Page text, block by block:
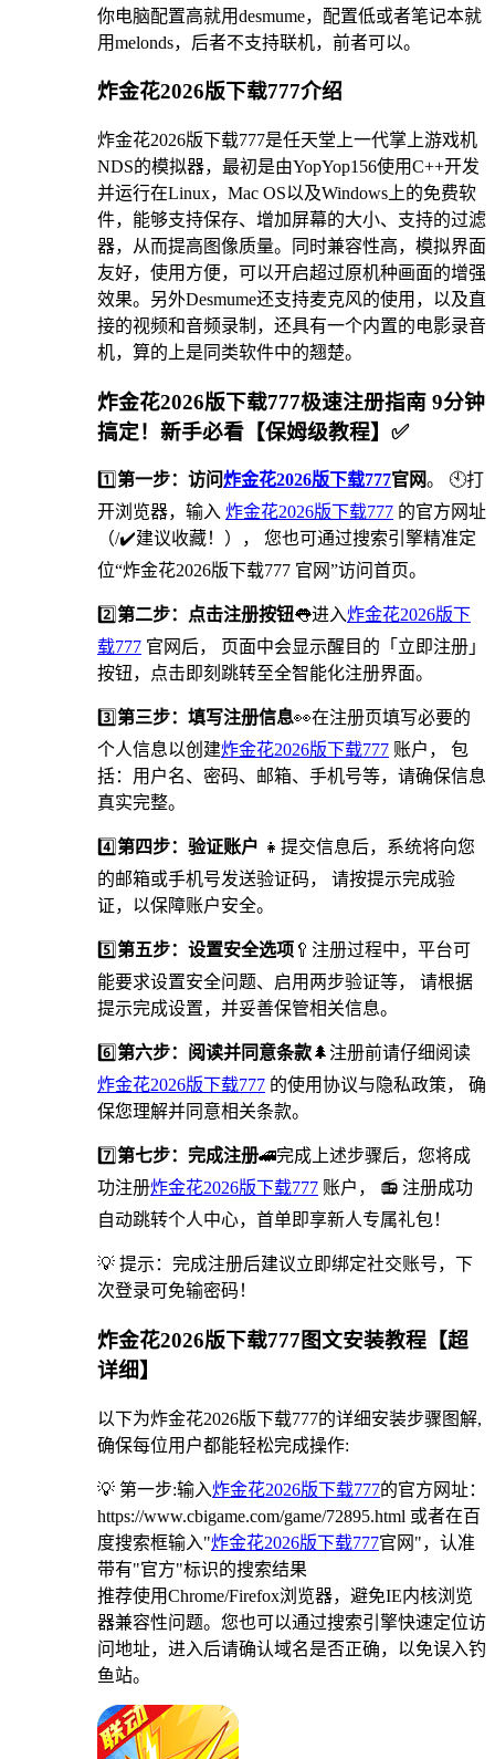
你电脑配置高就用desmume，配置低或者笔记本就
用melonds，后者不支持联机，前者可以。
炸金花2026版下载777介绍
炸金花2026版下载777是任天堂上一代掌上游戏机
NDS的模拟器，最初是由YopYop156使用C++开发
并运行在Linux，Mac OS以及Windows上的免费软
件，能够支持保存、增加屏幕的大小、支持的过滤
器，从而提高图像质量。同时兼容性高，模拟界面
友好，使用方便，可以开启超过原机种画面的增强
效果。另外Desmume还支持麦克风的使用，以及直
接的视频和音频录制，还具有一个内置的电影录音
机，算的上是同类软件中的翘楚。
炸金花2026版下载777极速注册指南 9分钟
搞定！新手必看【保姆级教程】✅
1️⃣第一步：访问炸金花2026版下载777官网。 🕙打
开浏览器，输入 炸金花2026版下载777 的官方网址
（/✔️建议收藏！）， 您也可通过搜索引擎精准定
位“炸金花2026版下载777 官网”访问首页。
2️⃣第二步：点击注册按钮👅进入炸金花2026版下
载777 官网后， 页面中会显示醒目的「立即注册」
按钮，点击即刻跳转至全智能化注册界面。
3️⃣第三步：填写注册信息👀在注册页填写必要的
个人信息以创建炸金花2026版下载777 账户， 包
括：用户名、密码、邮箱、手机号等，请确保信息
真实完整。
4️⃣第四步：验证账户 👧提交信息后，系统将向您
的邮箱或手机号发送验证码， 请按提示完成验
证，以保障账户安全。
5️⃣第五步：设置安全选项 🥄️注册过程中，平台可
能要求设置安全问题、启用两步验证等， 请根据
提示完成设置，并妥善保管相关信息。
6️⃣第六步：阅读并同意条款🌲注册前请仔细阅读
炸金花2026版下载777 的使用协议与隐私政策， 确
保您理解并同意相关条款。
7️⃣第七步：完成注册🚄完成上述步骤后，您将成
功注册炸金花2026版下载777 账户， 📻 注册成功
自动跳转个人中心，首单即享新人专属礼包！
💡 提示：完成注册后建议立即绑定社交账号，下
次登录可免输密码！
炸金花2026版下载777图文安装教程【超
详细】
以下为炸金花2026版下载777的详细安装步骤图解,
确保每位用户都能轻松完成操作:
💡 第一步:输入炸金花2026版下载777的官方网址：
https://www.cbigame.com/game/72895.html 或者在百
度搜索框输入"炸金花2026版下载777官网"，认准
带有"官方"标识的搜索结果
推荐使用Chrome/Firefox浏览器，避免IE内核浏览
器兼容性问题。您也可以通过搜索引擎快速定位访
问地址，进入后请确认域名是否正确，以免误入钓
鱼站。